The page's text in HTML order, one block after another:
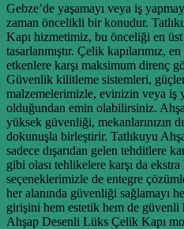
Gebze’de yaşamayı veya iş
zaman öncelikli bir konudur.
Kapı hizmetimiz, bu önceliği en
tasarlanmıştır. Çelik kapılarımız,
etkenlere karşı maksimum direnç
Güvenlik kilitleme sistemleri,
malzemelerimizle, evinizin veya iş
olduğundan emin olabilirsiniz.
yüksek güvenliği, mekanlarınızın
dokunuşla birleştirir. Tatlıkuyu
sadece dışarıdan gelen tehditlere
gibi olası tehlikelere karşı da ekstra
seçeneklerimizle de entegre
her alanında güvenliği sağlamayı
girişini hem estetik hem de güvenli
Ahşap Desenli Lüks Çelik Kapı